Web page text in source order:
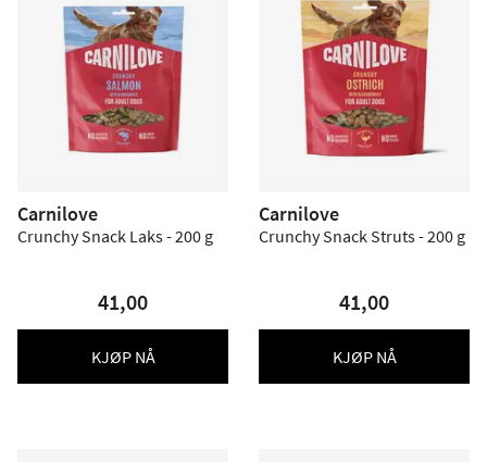
Carnilove
Crunchy Snack Laks - 200 g
41,00
KJØP NÅ
Carnilove
Crunchy Snack Struts - 200 g
41,00
KJØP NÅ